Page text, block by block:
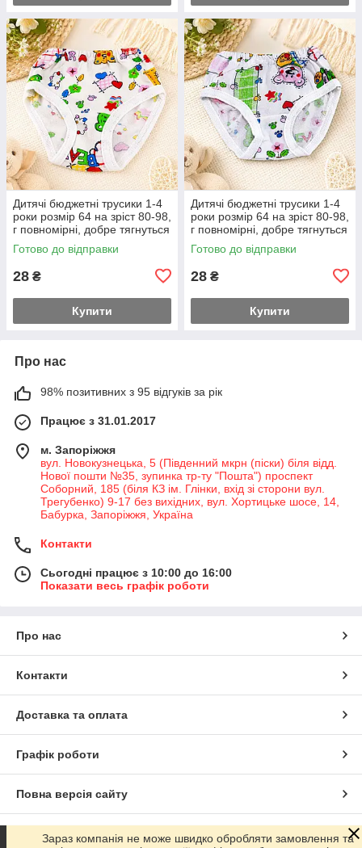
Дитячі бюджетні трусики 1-4
роки розмір 64 на зріст 80-98,
г повномірні, добре тягнуться
Готово до відправки
28 ₴
Купити
Дитячі бюджетні трусики 1-4
роки розмір 64 на зріст 80-98,
г повномірні, добре тягнуться
Готово до відправки
28 ₴
Купити
Про нас
98% позитивних з 95 відгуків за рік
Працює з 31.01.2017
м. Запоріжжя
вул. Новокузнецька, 5 (Південний мкрн (піски) біля відд.
Нової пошти №35, зупинка тр-ту "Пошта") проспект
Соборний, 185 (біля КЗ ім. Глінки, вхід зі сторони вул.
Трегубенко) 9-17 без вихідних, вул. Хортицьке шосе, 14,
Бабурка, Запоріжжя, Україна
Контакти
Сьогодні працює з 10:00 до 16:00
Показати весь графік роботи
Про нас
Контакти
Доставка та оплата
Графік роботи
Повна версія сайту
Сайт створено на маркетплейсі Prom.ua
Зараз компанія не може швидко обробляти замовлення та